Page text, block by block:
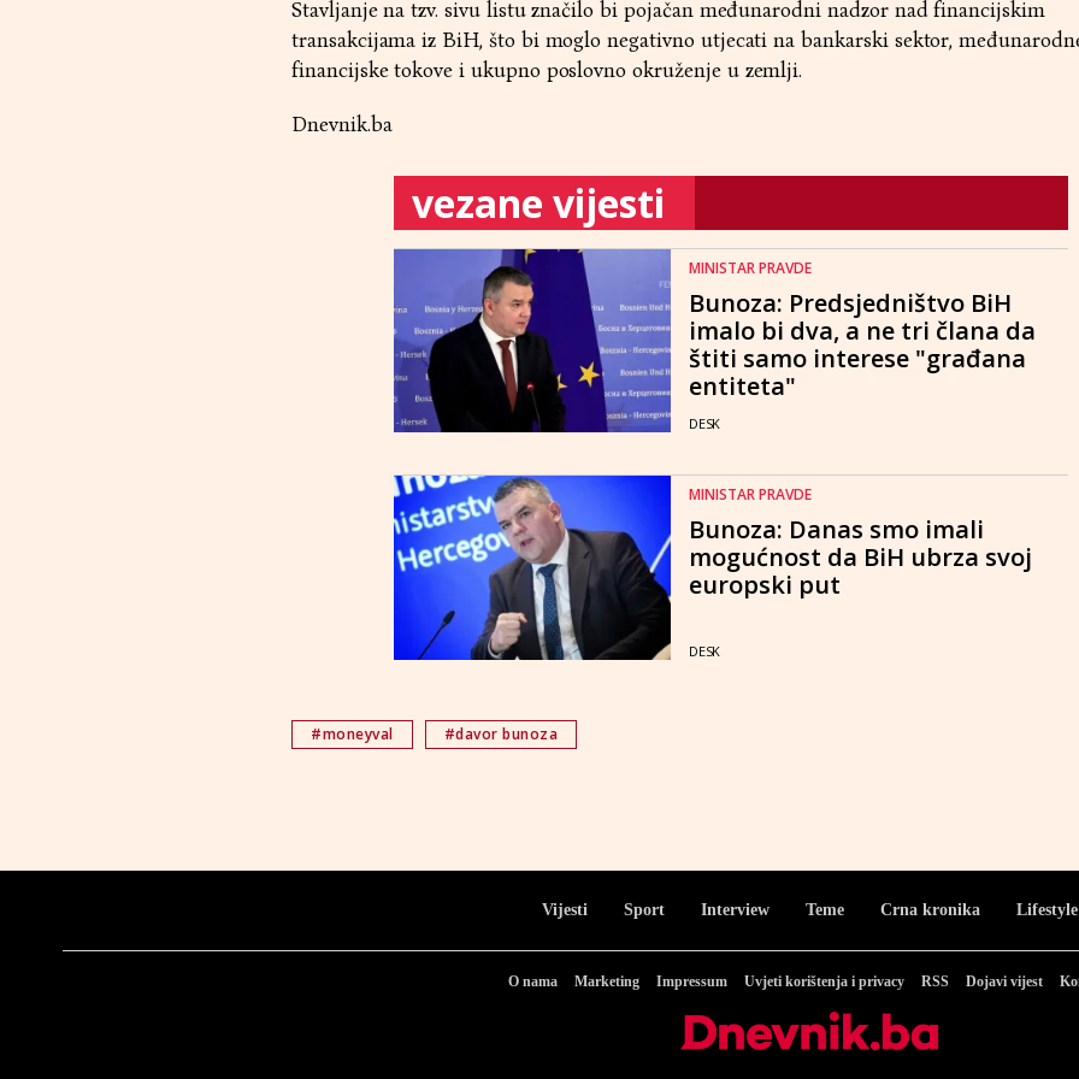
Stavljanje na tzv. sivu listu značilo bi pojačan međunarodni nadzor nad financijskim
transakcijama iz BiH, što bi moglo negativno utjecati na bankarski sektor,
financijske tokove i ukupno poslovno okruženje u zemlji.
Dnevnik.ba
vezane vijesti
MINISTAR PRAVDE
Bunoza: Predsjedništvo BiH
imalo bi dva, a ne tri člana da
štiti samo interese "građana
entiteta"
DESK
MINISTAR PRAVDE
Bunoza: Danas smo imali
mogućnost da BiH ubrza svoj
europski put
DESK
#moneyval #davor bunoza
Vijesti Sport Interview Teme Crna kronika Lifestyle
O nama Marketing Impressum Uvjeti korištenja i privacy RSS Dojavi vijest